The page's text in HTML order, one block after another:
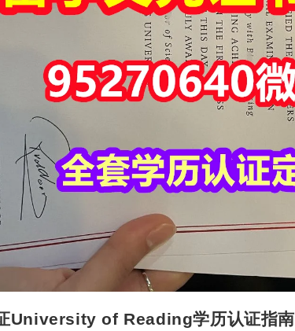
University of Reading学历认证指南